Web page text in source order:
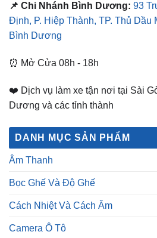
📌 Chi Nhánh Bình Dương: 93
Định, P. Hiệp Thành, TP. Thủ Dầu
Bình Dương
⏰ Mở Cửa 08h - 18h
❤️ Dịch vụ làm xe tận nơi tại Sài
Dương và các tỉnh thành
DANH MỤC SẢN PHẨM
Âm Thanh
Bọc Ghế Và Độ Ghế
Cách Nhiệt Và Cách Âm
Camera Ô Tô